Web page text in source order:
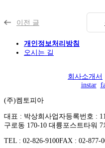
이전 글
개인정보처리방침
오시는 길
회사소개서
instar
(주)켐토피아
대표 : 박상희 사업자등록번호 :
구로동 170-10 대륭포스트타워 7
TEL : 02-826-9100FAX : 02-877-